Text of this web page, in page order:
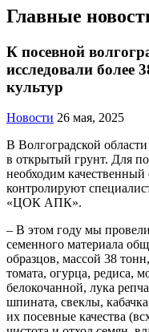
Главные
К посевной
исследовали более
культур
Новости 26 мая, 2025
В Волгоградской
в открытый грунт. Для
необходим
контролируют
«ЦОК АПК».
– В этом году мы
семенного материала
образцов, массой 38
томата, огурца, редиса,
белокочанной, лука
шпината, свеклы,
их посевные качества